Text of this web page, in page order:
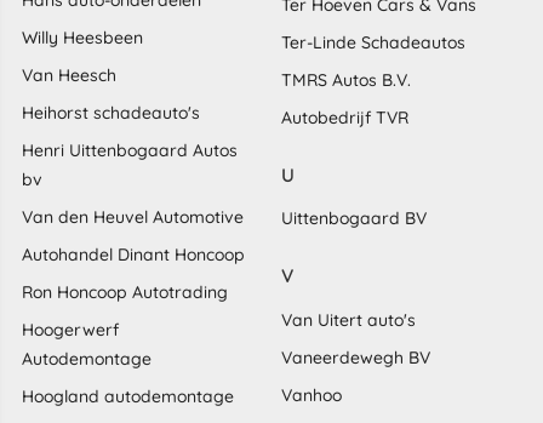
Willy Heesbeen
Van Heesch
Heihorst schadeauto's
Henri Uittenbogaard Autos
bv
Van den Heuvel Automotive
Autohandel Dinant Honcoop
Ron Honcoop Autotrading
Hoogerwerf
Autodemontage
Hoogland autodemontage
Ter Hoeven Cars & Vans
Ter-Linde Schadeautos
TMRS Autos B.V.
Autobedrijf TVR
U
Uittenbogaard BV
V
Van Uitert auto's
Vaneerdewegh BV
Vanhoo